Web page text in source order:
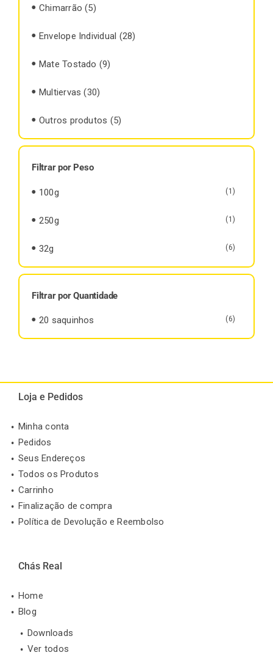
Chimarrão (5)
Envelope Individual (28)
Mate Tostado (9)
Multiervas (30)
Outros produtos (5)
Filtrar por Peso
100g (1)
250g (1)
32g (6)
Filtrar por Quantidade
20 saquinhos (6)
Loja e Pedidos
Minha conta
Pedidos
Seus Endereços
Todos os Produtos
Carrinho
Finalização de compra
Política de Devolução e Reembolso
Chás Real
Home
Blog
Downloads
Ver todos